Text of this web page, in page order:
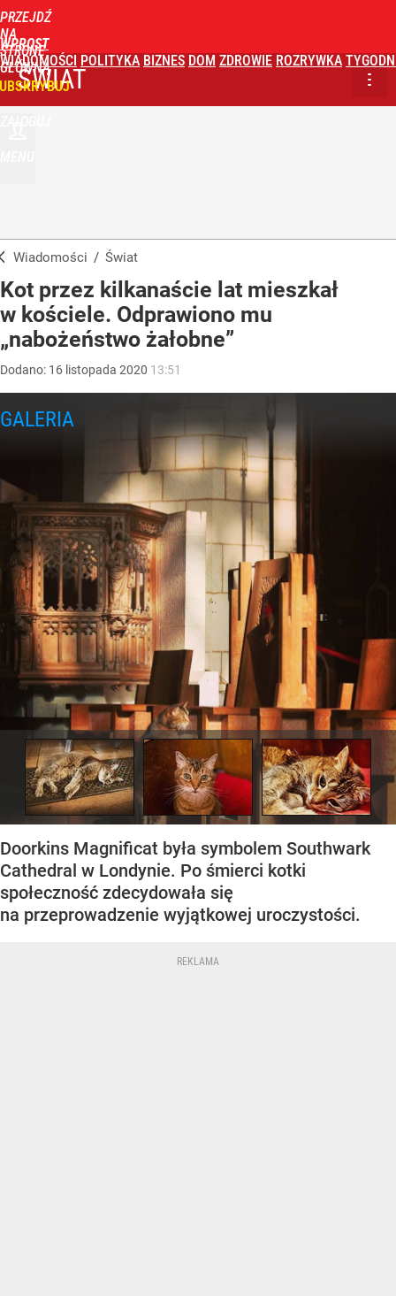
PRZEJDŹ
NA
STRONĘ
GŁÓWNĄ
WPROST
WIADOMOŚCI POLITYKA BIZNES DOM ZDROWIE ROZRYWKA
ŚWIAT
Wiadomości / Świat
Kot przez kilkanaście lat mieszkał
w kościele. Odprawiono mu
„nabożeństwo żałobne”
Dodano: 16 listopada 2020 13:51
Doorkins Magnificat była symbolem Southwark
Cathedral w Londynie. Po śmierci kotki
społeczność zdecydowała się
na przeprowadzenie wyjątkowej uroczystości.